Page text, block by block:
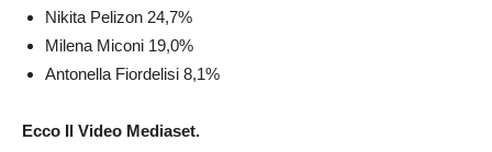
Nikita Pelizon 24,7%
Milena Miconi 19,0%
Antonella Fiordelisi 8,1%
Ecco Il Video Mediaset.